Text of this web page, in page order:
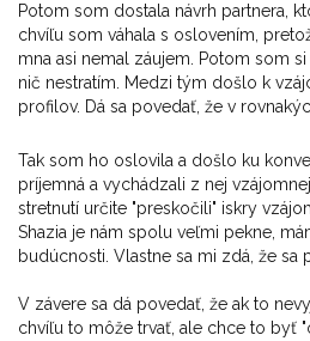
Potom som dostala návrh partnera,
chvíľu som váhala s oslovením,
mna asi nemal záujem. Potom som
nič nestratím. Medzi tým došlo k
profilov. Dá sa povedať, že v
Tak som ho oslovila a došlo ku
príjemná a vychádzali z nej
stretnutí určite "preskočili" iskry
Shazia je nám spolu veľmi pekne,
budúcnosti. Vlastne sa mi zdá, že sa
V závere sa dá povedať, že ak to
chvíľu to môže trvať, ale chce to byť